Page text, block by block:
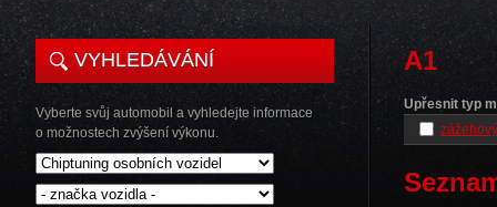
VYHLEDÁVÁNÍ
Vyberte svůj automobil a vyhledejte informace
o možnostech zvýšení výkonu.
A1
Upřesnit typ